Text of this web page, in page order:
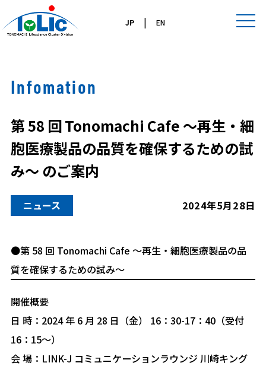
JP| EN
Infomation
第 58 回 Tonomachi Cafe ～再生・細
胞医療製品の品質を確保するための試
み～ のご案内
ニュース 2024年5月28日
●第 58 回 Tonomachi Cafe ～再生・細胞医療製品の品
質を確保するための試み～
開催概要
日 時：2024 年 6 月 28 日（金） 16：30-17：40（受付
16：15～）
会 場：LINK-J コミュニケーションラウンジ 川崎キング